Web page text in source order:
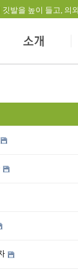
발을 높이 들고, 의